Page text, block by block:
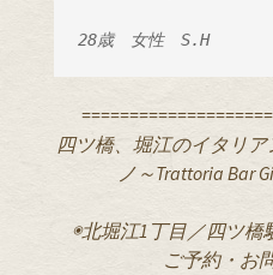
28歳　女性　S.H
四ツ橋、堀江のイタリ
ノ～Trattoria Bar
◉北堀江1丁目／四ツ橋
ご予約・お